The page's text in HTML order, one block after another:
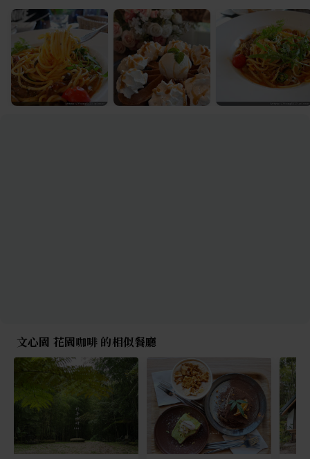
文心園 花園咖啡 的相似餐廳